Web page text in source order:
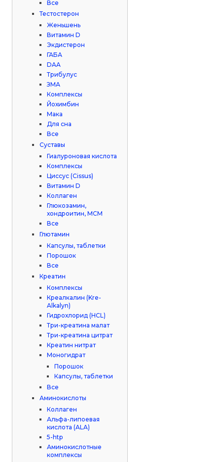
Все
Тестостерон
Женьшень
Витамин D
Экдистерон
ГАБА
DAA
Трибулус
ЗМА
Комплексы
Йохимбин
Мака
Для сна
Все
Суставы
Гиалуроновая кислота
Комплексы
Циссус (Cissus)
Витамин D
Коллаген
Глюкозамин,
хондроитин, МСМ
Все
Глютамин
Капсулы, таблетки
Порошок
Все
Креатин
Комплексы
Креалкалин (Kre-
Alkalyn)
Гидрохлорид (HCL)
Три-креатина малат
Три-креатина цитрат
Креатин нитрат
Моногидрат
Порошок
Капсулы, таблетки
Все
Аминокислоты
Коллаген
Альфа-липоевая
кислота (ALA)
5-htp
Аминокислотные
комплексы